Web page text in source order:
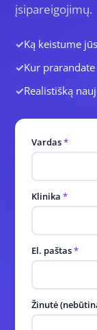
įsipareigojimų.
Ką keistume
Kur
Realistišką
Vardas*
Klinika *
El. paštas*
Žinutė